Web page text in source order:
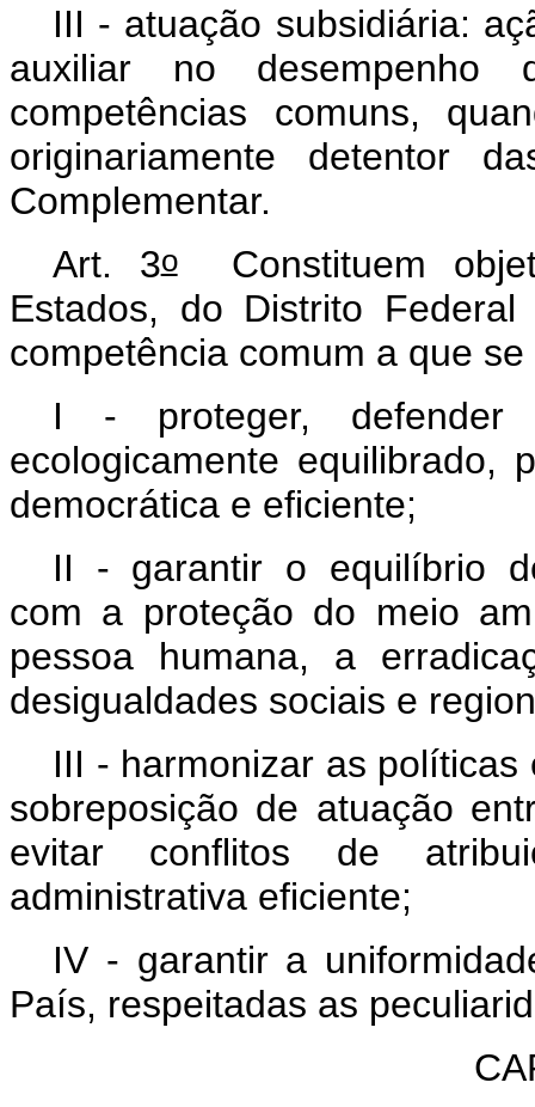
III - atuação subsidiária:
auxiliar no desempenho
competências comuns,
originariamente detentor
Complementar.
Art. 3oConstituem
Estados, do Distrito
competência comum a que
I - proteger, defender
ecologicamente equilibrado,
democrática e eficiente;
II - garantir o equilíbrio
com a proteção do meio
pessoa humana, a
desigualdades sociais e
III - harmonizar as
sobreposição de atuação
evitar conflitos de
administrativa eficiente;
IV - garantir a
País, respeitadas as